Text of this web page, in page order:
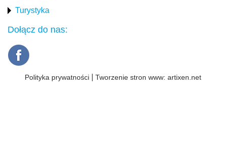
Turystyka
Dołącz do nas:
Polityka prywatności Tworzenie stron www: artixen.net